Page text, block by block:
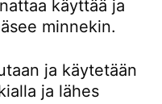
käyttää ja
minnekin.
ja käytetään
ja lähes